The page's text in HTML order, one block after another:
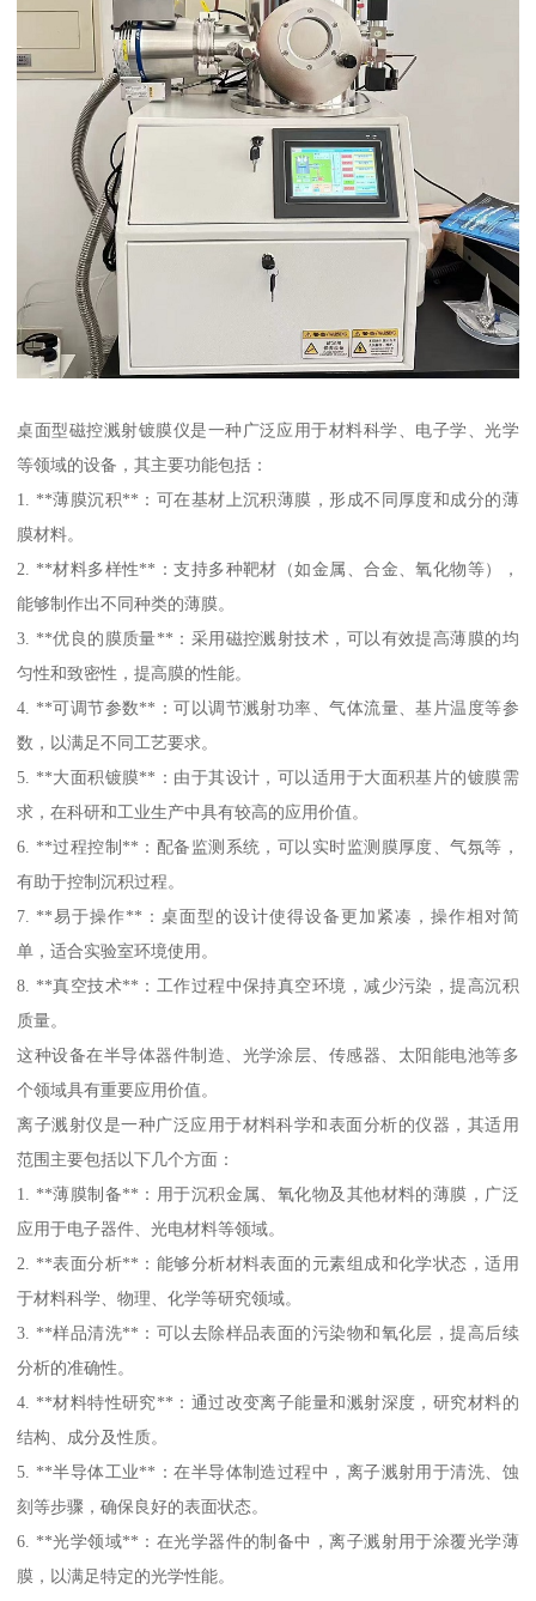
桌面型磁控溅射镀膜仪是一种广泛应用于材料科学、电子学、光学
等领域的设备，其主要功能包括：
1. **薄膜沉积**：可在基材上沉积薄膜，形成不同厚度和成分的薄
膜材料。
2. **材料多样性**：支持多种靶材（如金属、合金、氧化物等），
能够制作出不同种类的薄膜。
3. **优良的膜质量**：采用磁控溅射技术，可以有效提高薄膜的均
匀性和致密性，提高膜的性能。
4. **可调节参数**：可以调节溅射功率、气体流量、基片温度等参
数，以满足不同工艺要求。
5. **大面积镀膜**：由于其设计，可以适用于大面积基片的镀膜需
求，在科研和工业生产中具有较高的应用价值。
6. **过程控制**：配备监测系统，可以实时监测膜厚度、气氛等，
有助于控制沉积过程。
7. **易于操作**：桌面型的设计使得设备更加紧凑，操作相对简
单，适合实验室环境使用。
8. **真空技术**：工作过程中保持真空环境，减少污染，提高沉积
质量。
这种设备在半导体器件制造、光学涂层、传感器、太阳能电池等多
个领域具有重要应用价值。
离子溅射仪是一种广泛应用于材料科学和表面分析的仪器，其适用
范围主要包括以下几个方面：
1. **薄膜制备**：用于沉积金属、氧化物及其他材料的薄膜，广泛
应用于电子器件、光电材料等领域。
2. **表面分析**：能够分析材料表面的元素组成和化学状态，适用
于材料科学、物理、化学等研究领域。
3. **样品清洗**：可以去除样品表面的污染物和氧化层，提高后续
分析的准确性。
4. **材料特性研究**：通过改变离子能量和溅射深度，研究材料的
结构、成分及性质。
5. **半导体工业**：在半导体制造过程中，离子溅射用于清洗、蚀
刻等步骤，确保良好的表面状态。
6. **光学领域**：在光学器件的制备中，离子溅射用于涂覆光学薄
膜，以满足特定的光学性能。